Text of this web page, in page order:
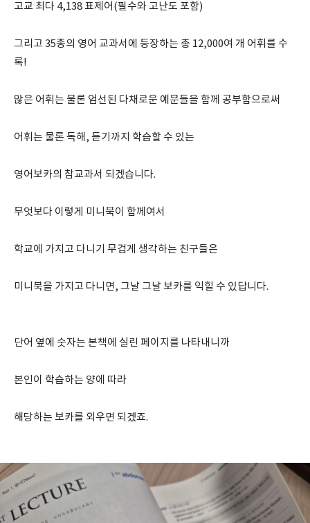
고교 최다 4,138 표제어(필수와 고난도 포함)
그리고 35종의 영어 교과서에 등장하는 총 12,000여 개 어휘를 수
록!
많은 어휘는 물론 엄선된 다채로운 예문들을 함께 공부함으로써
어휘는 물론 독해, 듣기까지 학습할 수 있는
영어보카의 참교과서 되겠습니다.
무엇보다 이렇게 미니북이 함께여서
학교에 가지고 다니기 무겁게 생각하는 친구들은
미니북을 가지고 다니면, 그날 그날 보카를 익힐 수 있답니다.
단어 옆에 숫자는 본책에 실린 페이지를 나타내니까
본인이 학습하는 양에 따라
해당하는 보카를 외우면 되겠죠.